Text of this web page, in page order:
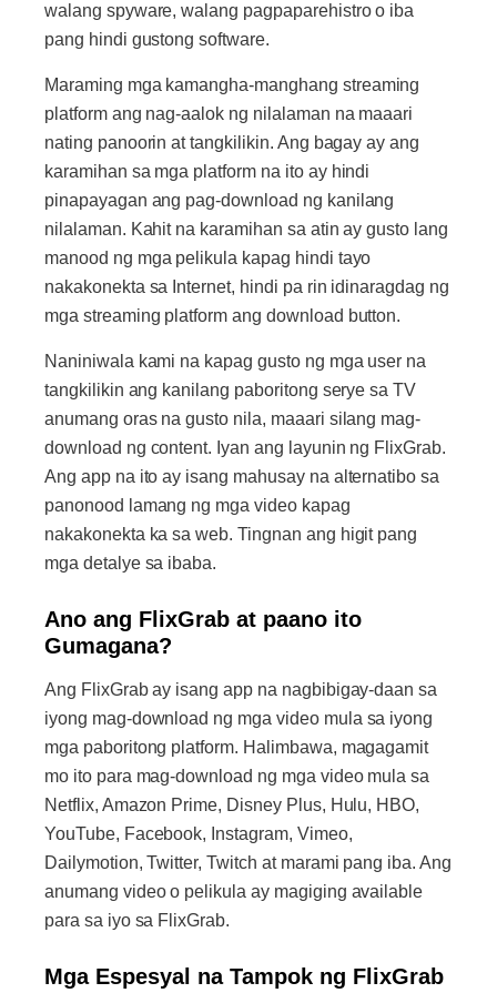
walang spyware, walang pagpaparehistro o iba
pang hindi gustong software.
Maraming mga kamangha-manghang streaming
platform ang nag-aalok ng nilalaman na maaari
nating panoorin at tangkilikin. Ang bagay ay ang
karamihan sa mga platform na ito ay hindi
pinapayagan ang pag-download ng kanilang
nilalaman. Kahit na karamihan sa atin ay gusto lang
manood ng mga pelikula kapag hindi tayo
nakakonekta sa Internet, hindi pa rin idinaragdag ng
mga streaming platform ang download button.
Naniniwala kami na kapag gusto ng mga user na
tangkilikin ang kanilang paboritong serye sa TV
anumang oras na gusto nila, maaari silang mag-
download ng content. Iyan ang layunin ng FlixGrab.
Ang app na ito ay isang mahusay na alternatibo sa
panonood lamang ng mga video kapag
nakakonekta ka sa web. Tingnan ang higit pang
mga detalye sa ibaba.
Ano ang FlixGrab at paano ito
Gumagana?
Ang FlixGrab ay isang app na nagbibigay-daan sa
iyong mag-download ng mga video mula sa iyong
mga paboritong platform. Halimbawa, magagamit
mo ito para mag-download ng mga video mula sa
Netflix, Amazon Prime, Disney Plus, Hulu, HBO,
YouTube, Facebook, Instagram, Vimeo,
Dailymotion, Twitter, Twitch at marami pang iba. Ang
anumang video o pelikula ay magiging available
para sa iyo sa FlixGrab.
Mga Espesyal na Tampok ng FlixGrab